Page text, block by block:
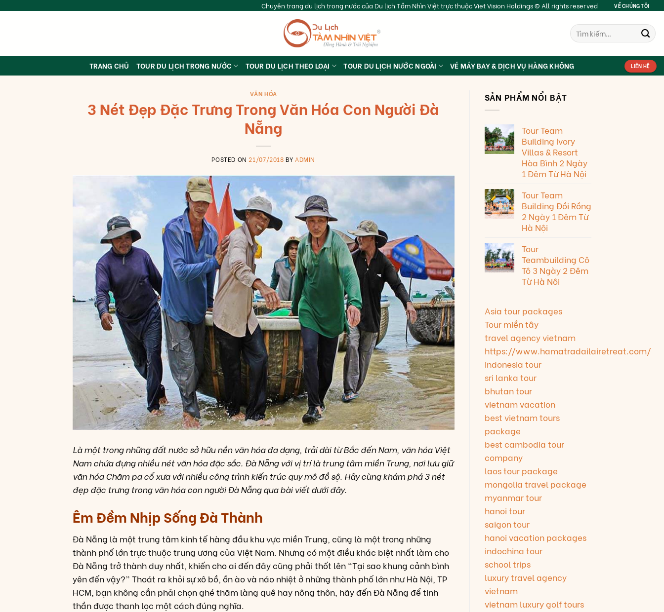
Chuyên trang du lịch trong nước của Du lịch Tầm Nhìn Việt trực thuộc Viet Vision Holdings © All rights reserved VỀ CHÚNG TÔI
Tìm
kiếm:
TRANG CHỦ TOUR DU LỊCH TRONG NƯỚC TOUR DU LỊCH THEO LOẠI TOUR DU LỊCH NƯỚC NGOÀI VÉ MÁY BAY & DỊCH VỤ HÀNG KHÔNG LIÊN HỆ
VĂN HÓA
3 Nét Đẹp Đặc Trưng Trong Văn Hóa Con Người Đà
Nẵng
POSTED ON 21/07/2018 BY ADMIN
Là một trong những đất nước sở hữu nền văn hóa đa dạng, trải dài từ Bắc đến Nam, văn hóa Việt
Nam chứa đựng nhiều nét văn hóa đặc sắc. Đà Nẵng với vị trí là trung tâm miền Trung, nơi lưu giữ
văn hóa Chăm pa cổ xưa với nhiều công trình kiến trúc quy mô đồ sộ. Hãy cùng khám phá 3 nét
đẹp đặc trưng trong văn hóa con người Đà Nẵng qua bài viết dưới đây.
Êm Đềm Nhịp Sống Đà Thành
Đà Nẵng là một trung tâm kinh tế hàng đầu khu vực miền Trung, cũng là một trong những
thành phố lớn trực thuộc trung ương của Việt Nam. Nhưng có một điều khác biệt nhất làm cho
Đà Nẵng trở thành duy nhất, khiến cho ai đến đây cũng phải thốt lên “Tại sao khung cảnh bình
yên đến vậy?” Thoát ra khỏi sự xô bồ, ồn ào và náo nhiệt ở những thành phố lớn như Hà Nội, TP
HCM, bạn không cần phải chọn ghé thăm làng quê hay nông thôn, hãy đến Đà Nẵng để tinh
thần được thanh lọc một cách đúng nghĩa.
SẢN PHẨM NỔI BẬT
Tour Team
Building Ivory
Villas & Resort
Hòa Bình 2 Ngày
1 Đêm Từ Hà Nội
Tour Team
Building Đồi Rồng
2 Ngày 1 Đêm Từ
Hà Nội
Tour
Teambuilding Cô
Tô 3 Ngày 2 Đêm
Từ Hà Nội
Asia tour packages
Tour miền tây
travel agency vietnam
https://www.hamatradailairetreat.com/
indonesia tour
sri lanka tour
bhutan tour
vietnam vacation
best vietnam tours
package
best cambodia tour
company
laos tour package
mongolia travel package
myanmar tour
hanoi tour
saigon tour
hanoi vacation packages
indochina tour
school trips
luxury travel agency
vietnam
vietnam luxury golf tours